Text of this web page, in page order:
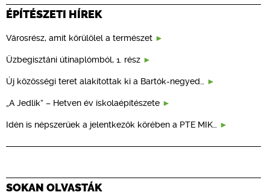
ÉPÍTÉSZETI HÍREK
Városrész, amit körülölel a természet
Üzbegisztáni útinaplómból, 1. rész
Új közösségi teret alakítottak ki a Bartók-negyed…
„A Jedlik” – Hetven év iskolaépítészete
Idén is népszerűek a jelentkezők körében a PTE MIK…
SOKAN OLVASTÁK